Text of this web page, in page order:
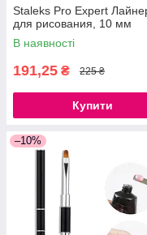
Staleks Pro Expert
для рисования, 10 мм
В наявності
191,25 ₴ 225 ₴
Купити
–10%